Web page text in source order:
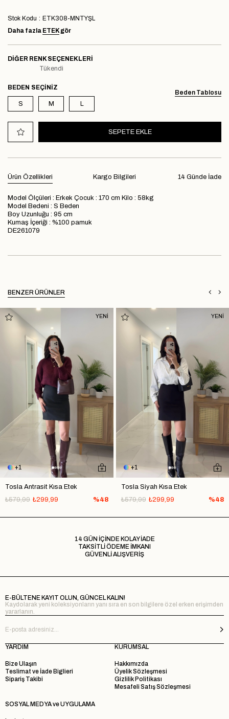
Stok Kodu
ETK308-MNTYŞL
Daha fazla ETEKgör
DIĞER RENK SEÇENEKLERI
Tükendi
Beden Tablosu
BEDEN
S M L
Ürün Özellikleri 14 Günde İade
Kargo Bilgileri
Model Ölçüleri : Erkek Çocuk : 170 cm Kilo : 58kg
Model Bedeni : S Beden
Boy Uzunluğu : 95 cm
Kumaş İçeriği : %100 pamuk
DE261079
BENZER ÜRÜNLER
1
Tosla Antrasit Kısa Etek
₺299,99
₺579,99 %48
YENİ
1
Tosla Siyah Kısa Etek
₺299,99
₺579,99 %48
YENİ
14 GÜN İÇİNDE KOLAY İADE
TAKSİTLİ ÖDEME İMKANI
GÜVENLİ ALIŞVERİŞ
E-BÜLTENE KAYIT OLUN, GÜNCEL KALIN!
Kaydolarak yeni koleksiyonların yanı sıra en son bilgilere özel erken erişimden
yararlanın.
YARDIM
Bize Ulaşın
Teslimat ve İade Biglieri
Sipariş Takibi
KURUMSAL
Hakkımızda
Üyelik Sözleşmesi
Gizlilik Politikası
Mesafeli Satış Sözleşmesi
SOSYAL MEDYA ve UYGULAMA